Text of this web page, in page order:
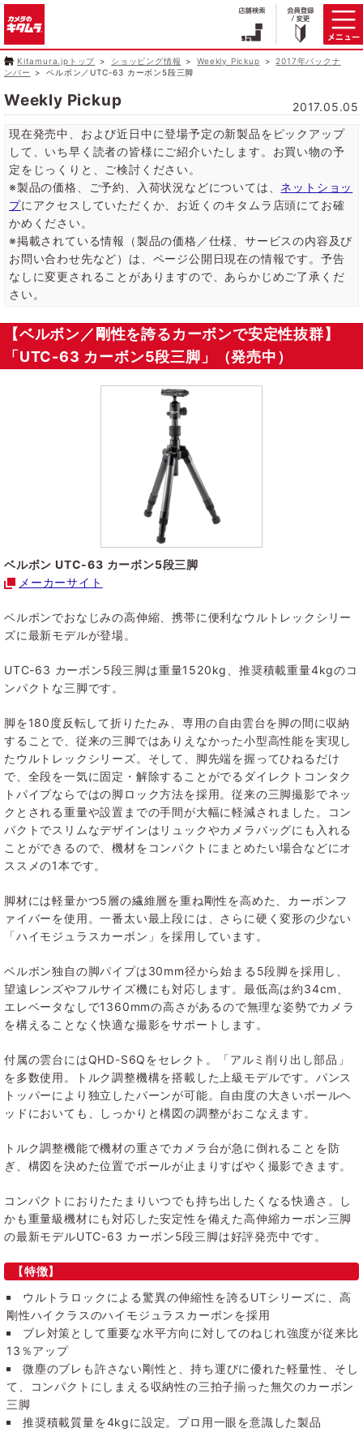
Kitamura.jpトップ ショッピング情報 Weekly Pickup
2017年バックナ
ンバー
ベルボン／UTC-63 カーボン5段三脚
Weekly Pickup
2017.05.05
現在発売中、および近日中に登場予定の新製品をピックアップ
して、いち早く読者の皆様にご紹介いたします。お買い物の予
定をじっくりと、ご検討ください。
※製品の価格、ご予約、入荷状況などについては、 ネットショッ
プにアクセスしていただくか、お近くのキタムラ店頭にてお確
かめください。
※掲載されている情報（製品の価格／仕様、サービスの内容及び
お問い合わせ先など）は、ページ公開日現在の情報です。予告
なしに変更されることがありますので、あらかじめご了承くだ
さい。
【ベルボン／剛性を誇るカーボンで安定性抜群】
「UTC-63 カーボン5段三脚」（発売中）
ベルボン UTC-63 カーボン5段三脚
メーカーサイト
ベルボンでおなじみの高伸縮、携帯に便利なウルトレックシリー
ズに最新モデルが登場。
UTC-63 カーボン5段三脚は重量1520kg、推奨積載重量4kgのコ
ンパクトな三脚です。
脚を180度反転して折りたたみ、専用の自由雲台を脚の間に収納
することで、従来の三脚ではありえなかった小型高性能を実現し
たウルトレックシリーズ。そして、脚先端を握ってひねるだけ
で、全段を一気に固定・解除することがでるダイレクトコンタク
トパイプならではの脚ロック方法を採用。従来の三脚撮影でネッ
クとされる重量や設置までの手間が大幅に軽減されました。コン
パクトでスリムなデザインはリュックやカメラバッグにも入れる
ことができるので、機材をコンパクトにまとめたい場合などにオ
ススメの1本です。
脚材には軽量かつ5層の繊維層を重ね剛性を高めた、カーボンフ
ァイバーを使用。一番太い最上段には、さらに硬く変形の少ない
「ハイモジュラスカーボン」を採用しています。
ベルボン独自の脚パイプは30mm径から始まる5段脚を採用し、
望遠レンズやフルサイズ機にも対応します。最低高は約34cm、
エレベータなしで1360mmの高さがあるので無理な姿勢でカメラ
を構えることなく快適な撮影をサポートします。
付属の雲台にはQHD-S6Qをセレクト。「アルミ削り出し部品」
を多数使用。トルク調整機構を搭載した上級モデルです。パンス
トッパーにより独立したパーンが可能。自由度の大きいボールヘ
ッドにおいても、しっかりと構図の調整がおこなえます。
トルク調整機能で機材の重さでカメラ台が急に倒れることを防
ぎ、構図を決めた位置でボールが止まりすばやく撮影できます。
コンパクトにおりたたまりいつでも持ち出したくなる快適さ。し
かも重量級機材にも対応した安定性を備えた高伸縮カーボン三脚
の最新モデルUTC-63 カーボン5段三脚は好評発売中です。
【特徴】
ウルトラロックによる驚異の伸縮性を誇るUTシリーズに、高
剛性ハイクラスのハイモジュラスカーボンを採用
ブレ対策として重要な水平方向に対してのねじれ強度が従来比
13％アップ
微塵のブレも許さない剛性と、持ち運びに優れた軽量性、そし
て、コンパクトにしまえる収納性の三拍子揃った無欠のカーボン
三脚
推奨積載質量を4kgに設定。プロ用一眼を意識した製品